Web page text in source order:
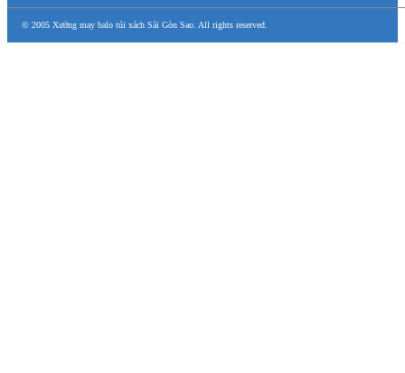
© 2005 Xưởng may balo túi xách Sài Gòn Sao. All rights reserved.